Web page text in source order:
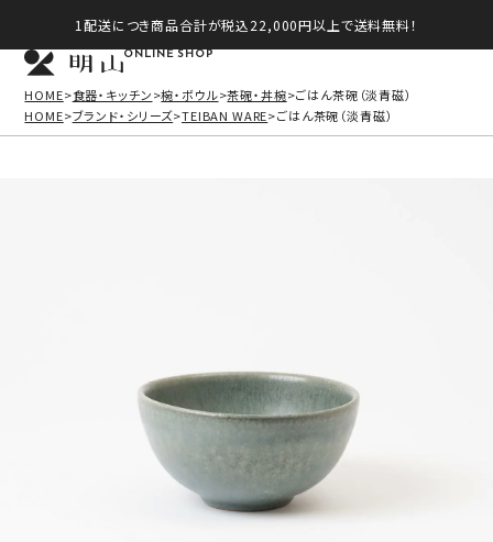
1配送につき商品合計が税込22,000円以上で送料無料！
ONLINE SHOP
HOME 食器・キッチン 椀・ボウル 茶碗・丼椀 ごはん茶碗（淡青磁）
HOME ブランド・シリーズ TEIBAN WARE ごはん茶碗（淡青磁）